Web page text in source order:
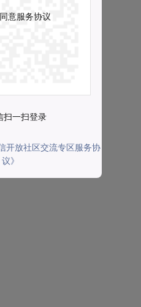
意服务协议
扫一扫登录
开放社区交流专区服务协
议》